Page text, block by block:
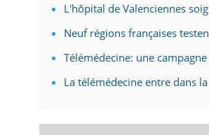
L'hôpital de Valenciennes
Neuf régions françaises
Télémédecine: une
La télémédecine entre dans